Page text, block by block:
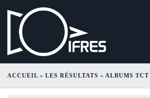
ACCUEIL » LES RÉSULTATS » ALBUMS TCT